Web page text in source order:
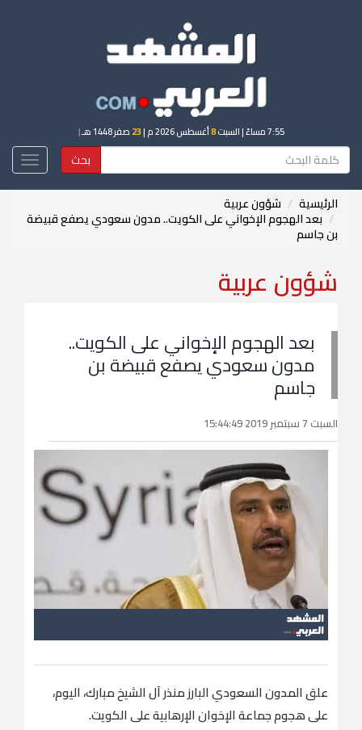
7:55 مساءً | السبت8أغسطس 2026 م | 23 صفر 1448 هـ |
بحث
الرئيسية شؤون عربية
بعد الهجوم الإخواني على الكويت.. مدون سعودي يصفع قبيضة
بن جاسم
شؤون عربية
بعد الهجوم الإخواني على الكويت..
مدون سعودي يصفع قبيضة بن
جاسم
السبت 7 سبتمبر 2019 15:44:49
علق المدون السعودي البارز منذر آل الشيخ مبارك، اليوم،
على هجوم جماعة الإخوان الإرهابية على الكويت.